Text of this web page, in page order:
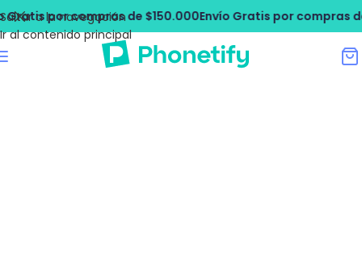
Saltar a la navegación
Ir al contenido principal
por compras de $150.000Envío Gratis por compras de